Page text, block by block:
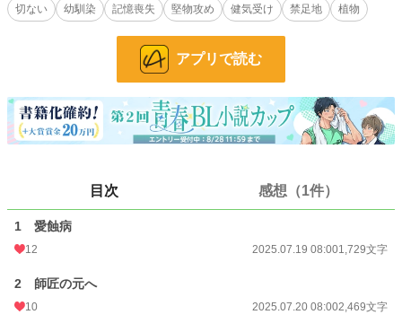
31,440 位 / 31,440 件
24h.ポイント 0 pt
2025.07.27 08:00
初回完結日時
週間ポイント 7 pt (78,785 位)
月間ポイント
切ない
幼馴染 記憶喪失 堅物攻め 健気受け 禁足地 植物
アプリで読む
目次 感想（1件）
1 愛蝕病
12 2025.07.19 08:001,729文字
2 師匠の元へ
10 2025.07.20 08:002,469文字